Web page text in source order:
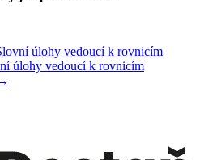
úlohy vedoucí k rovnicím
úlohy vedoucí k rovnicím